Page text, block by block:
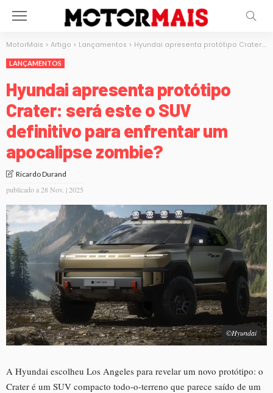
MotorMais > Artigo > Lançamentos > Hyundai apresenta protótipo Crater: será este o SUV definitivo para enfrentar um apocalipse zombie?
LANÇAMENTOS
Hyundai apresenta protótipo
Crater: será este o SUV
definitivo para enfrentar um
apocalipse zombie?
Ricardo Durand
publicado a28 Nov. | 2025
©Hyundai
A Hyundai escolheu Los Angeles para revelar um novo protótipo: o
Crater é um SUV compacto todo-o-terreno que parece saído de um